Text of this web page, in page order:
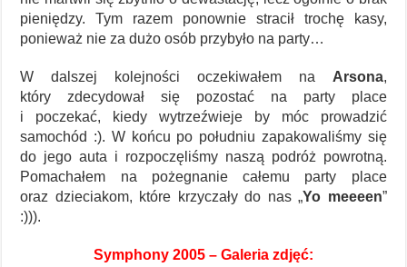
pieniędzy. Tym razem ponownie stracił trochę kasy,
ponieważ nie za dużo osób przybyło na party…
W dalszej kolejności oczekiwałem na Arsona,
który zdecydował się pozostać na party place
i poczekać, kiedy wytrzeźwieje by móc prowadzić
samochód :). W końcu po południu zapakowaliśmy się
do jego auta i rozpoczęliśmy naszą podróż powrotną.
Pomachałem na pożegnanie całemu party place
oraz dzieciakom, które krzyczały do nas „Yo meeeen”
:))).
Symphony 2005 – Galeria zdjęć: